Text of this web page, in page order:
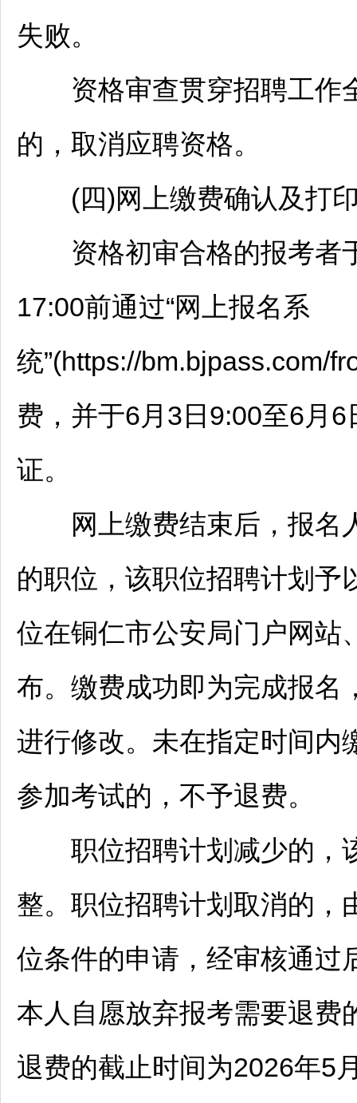
失败。
资格审查贯穿招聘工作
的，取消应聘资格。
(四)网上缴费确认及打
资格初审合格的报考者
17:00前通过“网上报名系
统”(https://bm.bjpass.com/
费，并于6月3日9:00至6月
证。
网上缴费结束后，报名
的职位，该职位招聘计划予
位在铜仁市公安局门户网站
布。缴费成功即为完成报名
进行修改。未在指定时间内
参加考试的，不予退费。
职位招聘计划减少的，
整。职位招聘计划取消的，
位条件的申请，经审核通过
本人自愿放弃报考需要退费
退费的截止时间为2026年5